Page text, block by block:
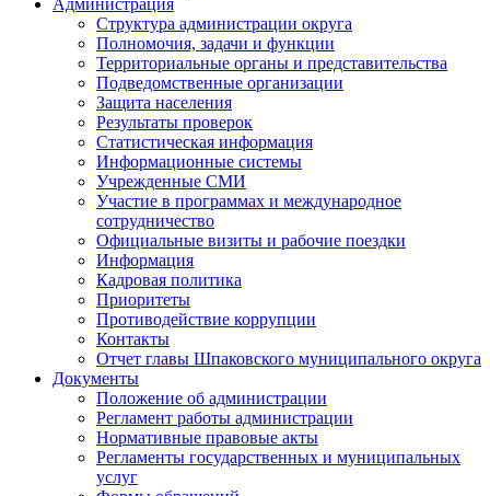
Администрация
Структура администрации округа
Полномочия, задачи и функции
Территориальные органы и представительства
Подведомственные организации
Защита населения
Результаты проверок
Статистическая информация
Информационные системы
Учрежденные СМИ
Участие в программах и международное
сотрудничество
Официальные визиты и рабочие поездки
Информация
Кадровая политика
Приоритеты
Противодействие коррупции
Контакты
Отчет главы Шпаковского муниципального округа
Документы
Положение об администрации
Регламент работы администрации
Нормативные правовые акты
Регламенты государственных и муниципальных
услуг